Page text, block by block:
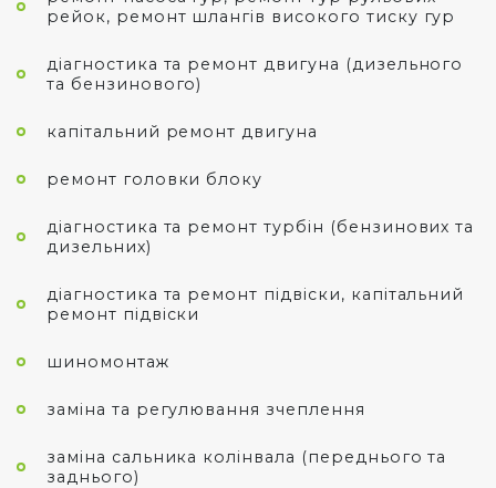
рейок, ремонт шлангів високого тиску гур
діагностика та ремонт двигуна (дизельного
та бензинового)
капітальний ремонт двигуна
ремонт головки блоку
діагностика та ремонт турбін (бензинових та
дизельних)
діагностика та ремонт підвіски, капітальний
ремонт підвіски
шиномонтаж
заміна та регулювання зчеплення
заміна сальника колінвала (переднього та
заднього)